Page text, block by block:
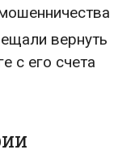
вернуть
с его счета